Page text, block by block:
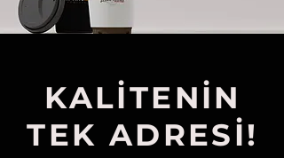
KALİTENİN
TEK ADRESİ!